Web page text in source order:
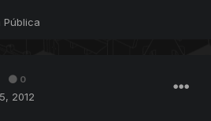
Pública
0
2012